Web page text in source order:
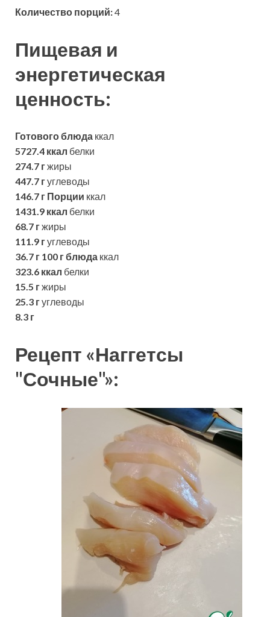
Количество порций:4
Пищевая и
энергетическая
ценность:
Готового блюда ккал
5727.4 ккал белки
274.7 гжиры
447.7 гуглеводы
146.7 г Порции ккал
1431.9 ккал белки
68.7 гжиры
111.9 гуглеводы
36.7 г 100 г блюда ккал
323.6 ккал белки
15.5 гжиры
25.3 гуглеводы
8.3 г
Рецепт «Наггетсы
"Сочные"»: